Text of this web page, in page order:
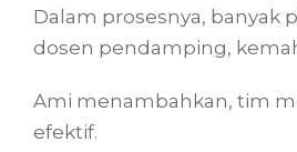
Dalam prosesnya, banyak
dosen pendamping,
Ami menambahkan, tim
efektif.